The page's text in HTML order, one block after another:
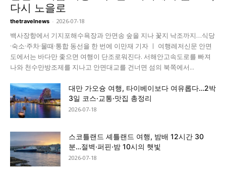
다시 노을로
thetravelnews - 2026-07-18
백사장항에서 기지포해수욕장과 안면송 숲을 지나 꽃지 낙조까지…식당
·숙소·주차·물때·통합 동선을 한 번에 이만재 기자 ㅣ 여행레저신문 안면
도에서는 바다만 좇으면 여행이 단조로워진다. 서해안고속도로를 빠져
나와 천수만방조제를 지나고 안면대교를 건너면 섬의 북쪽에서...
대만 가오슝 여행, 타이베이보다 여유롭다…2박
3일 코스·교통·맛집 총정리
2026-07-18
스코틀랜드 셰틀랜드 여행, 밤배 12시간 30
분…절벽·퍼핀·밤 10시의 햇빛
2026-07-18